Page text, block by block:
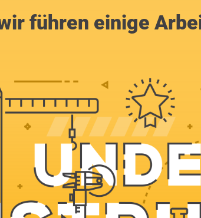
führen einige